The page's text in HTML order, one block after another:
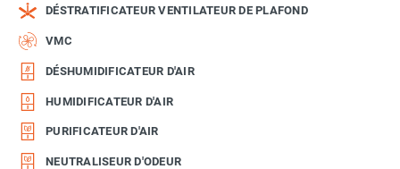
DÉSTRATIFICATEUR VENTILATEUR DE PLAFOND
VMC
DÉSHUMIDIFICATEUR D'AIR
HUMIDIFICATEUR D'AIR
PURIFICATEUR D'AIR
NEUTRALISEUR D'ODEUR